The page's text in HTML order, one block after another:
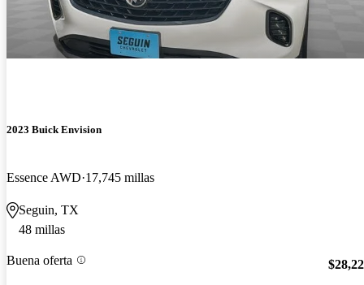
2023 Buick Envision
Essence AWD 17,745 millas
Seguin, TX
48 millas
Buena oferta